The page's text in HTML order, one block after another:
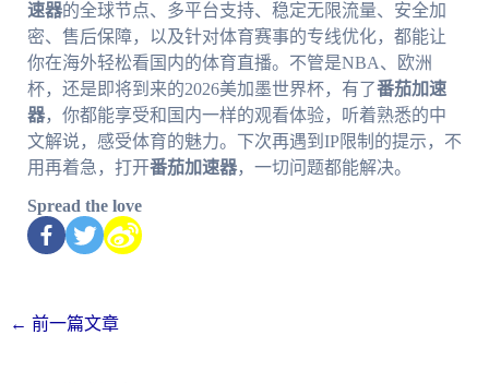
速器的全球节点、多平台支持、稳定无限流量、安全加
密、售后保障，以及针对体育赛事的专线优化，都能让
你在海外轻松看国内的体育直播。不管是NBA、欧洲
杯，还是即将到来的2026美加墨世界杯，有了番茄加速
器，你都能享受和国内一样的观看体验，听着熟悉的中
文解说，感受体育的魅力。下次再遇到IP限制的提示，不
用再着急，打开番茄加速器，一切问题都能解决。
Spread the love
← 前一篇文章